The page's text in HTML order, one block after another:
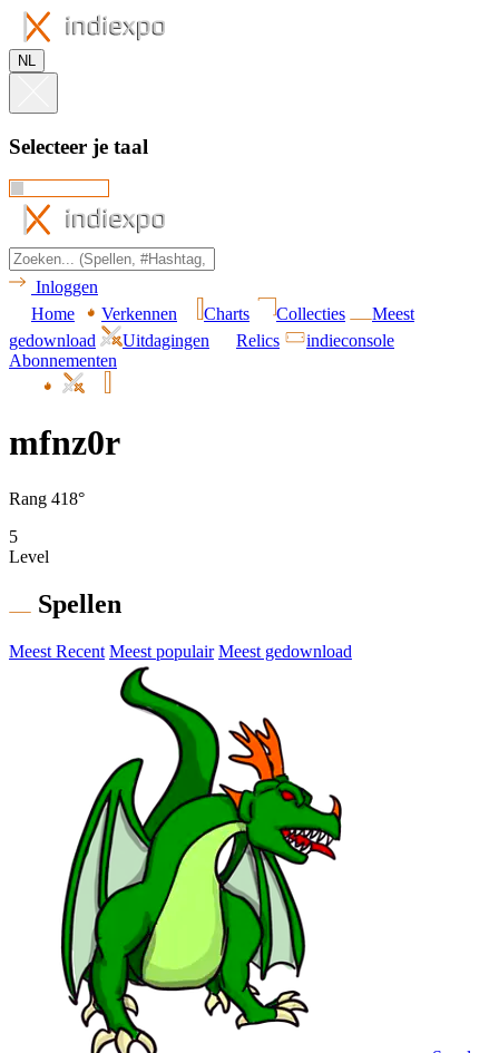
NL
Selecteer je taal
Inloggen
Home
Verkennen Charts Collecties
Meest
gedownload
Uitdagingen Relics
indieconsole
Abonnementen
mfnz0r
Rang 418°
5
Level
Spellen
Meest Recent Meest populair Meest gedownload